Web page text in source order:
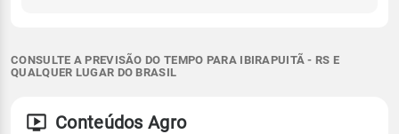
CONSULTE A PREVISÃO DO TEMPO PARA IBIRAPUITÃ - RS E
QUALQUER LUGAR DO BRASIL
Conteúdos Agro